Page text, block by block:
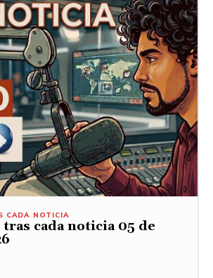
CADA NOTICIA
tras cada noticia 05 de